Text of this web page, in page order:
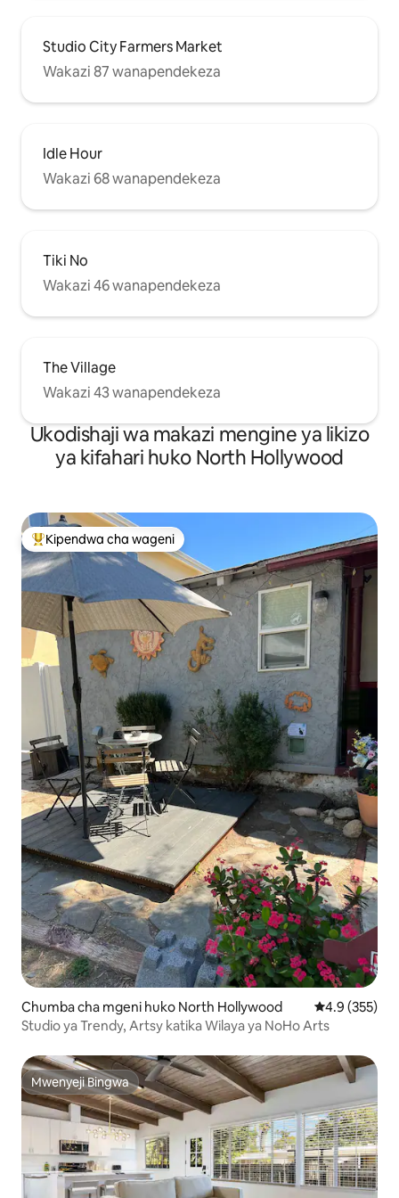
Studio City Farmers Market
Wakazi 87 wanapendekeza
Idle Hour
Wakazi 68 wanapendekeza
Tiki No
Wakazi 46 wanapendekeza
The Village
Wakazi 43 wanapendekeza
Ukodishaji wa makazi mengine ya likizo
ya kifahari huko North Hollywood
Kipendwa maarufu cha wageni
Kipendwa cha wageni
Chumba cha mgeni huko North Hollywood Ukadiriaji wa
4.9 (355)
Studio ya Trendy, Artsy katika Wilaya ya NoHo Arts
Mwenyeji Bingwa
Mwenyeji Bingwa